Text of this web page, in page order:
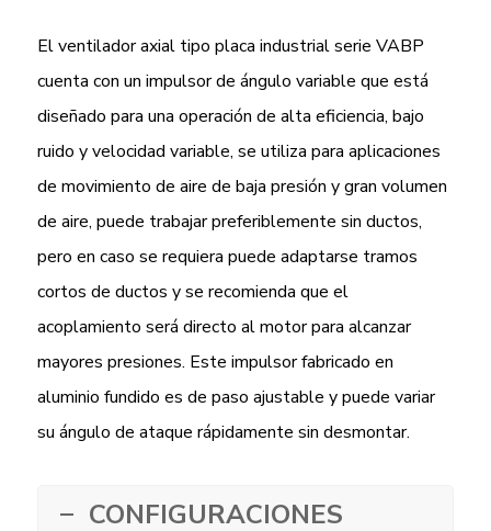
El ventilador axial tipo placa industrial serie VABP
cuenta con un impulsor de ángulo variable que está
diseñado para una operación de alta eficiencia, bajo
ruido y velocidad variable, se utiliza para aplicaciones
de movimiento de aire de baja presión y gran volumen
de aire, puede trabajar preferiblemente sin ductos,
pero en caso se requiera puede adaptarse tramos
cortos de ductos y se recomienda que el
acoplamiento será directo al motor para alcanzar
mayores presiones. Este impulsor fabricado en
aluminio fundido es de paso ajustable y puede variar
su ángulo de ataque rápidamente sin desmontar.
CONFIGURACIONES